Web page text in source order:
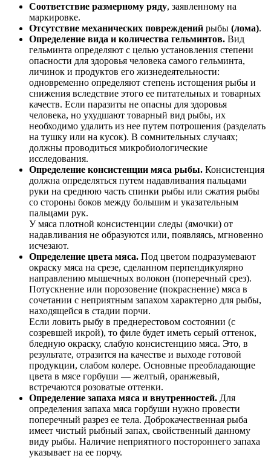
Соответствие размерному ряду, заявленному на
маркировке.
Отсутствие механических повреждений рыбы (лома).
Определение вида и количества гельминтов. Вид
гельминта определяют с целью установления степени
опасности для здоровья человека самого гельминта,
личинок и продуктов его жизнедеятельности:
одновременно определяют степень истощения рыбы и
снижения вследствие этого ее питательных и товарных
качеств. Если паразиты не опасны для здоровья
человека, но ухудшают товарный вид рыбы, их
необходимо удалить из нее путем потрошения (разделать
на тушку или на кусок). В сомнительных случаях;
должны проводиться микробиологические
исследования.
Определение консистенции мяса рыбы. Консистенция
должна определяться путем надавливания пальцами
руки на среднюю часть спинки рыбы или сжатия рыбы
со стороны боков между большим и указательным
пальцами рук.
У мяса плотной консистенции следы (ямочки) от
надавливания не образуются или, появляясь, мгновенно
исчезают.
Определение цвета мяса. Под цветом подразумевают
окраску мяса на срезе, сделанном перпендикулярно
направлению мышечных волокон (поперечный срез).
Потускнение или порозовение (покраснение) мяса в
сочетании с неприятным запахом характерно для pыбы,
находящейся в стадии порчи.
Если ловить рыбу в преднерестовом состоянии (с
созревшей икрой), то филе будет иметь серый оттенок,
бледную окраску, слабую консистенцию мяса. Это, в
результате, отразится на качестве и выходе готовой
продукции, слабом колере. Основные преобладающие
цвета в мясе горбуши — желтый, оранжевый,
встречаются розоватые оттенки.
Определение запаха мяса и внутренностей. Для
определения запаха мяса горбуши нужно провести
поперечный разрез ее тела. Доброкачественная рыба
имеет чистый рыбный запах, свойственный данному
виду рыбы. Наличие неприятного постороннего запаха
указывает на ее порчу.